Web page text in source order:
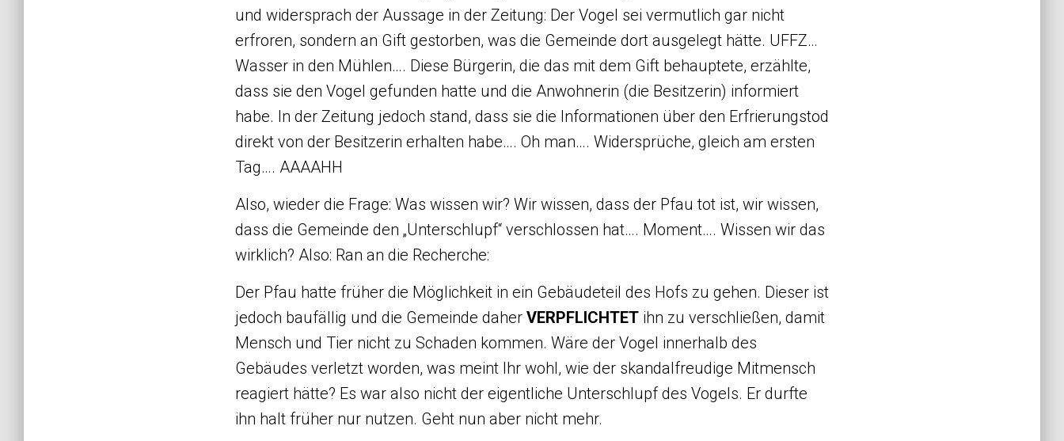
und widersprach der Aussage in der Zeitung: Der Vogel sei vermutlich gar nicht
erfroren, sondern an Gift gestorben, was die Gemeinde dort ausgelegt hätte. UFFZ…
Wasser in den Mühlen…. Diese Bürgerin, die das mit dem Gift behauptete, erzählte,
dass sie den Vogel gefunden hatte und die Anwohnerin (die Besitzerin) informiert
habe. In der Zeitung jedoch stand, dass sie die Informationen über den Erfrierungstod
direkt von der Besitzerin erhalten habe…. Oh man…. Widersprüche, gleich am ersten
Tag…. AAAAHH
Also, wieder die Frage: Was wissen wir? Wir wissen, dass der Pfau tot ist, wir wissen,
dass die Gemeinde den „Unterschlupf“ verschlossen hat…. Moment…. Wissen wir das
wirklich? Also: Ran an die Recherche:
Der Pfau hatte früher die Möglichkeit in ein Gebäudeteil des Hofs zu gehen. Dieser ist
jedoch baufällig und die Gemeinde daher VERPFLICHTET ihn zu verschließen, damit
Mensch und Tier nicht zu Schaden kommen. Wäre der Vogel innerhalb des
Gebäudes verletzt worden, was meint Ihr wohl, wie der skandalfreudige Mitmensch
reagiert hätte? Es war also nicht der eigentliche Unterschlupf des Vogels. Er durfte
ihn halt früher nur nutzen. Geht nun aber nicht mehr.